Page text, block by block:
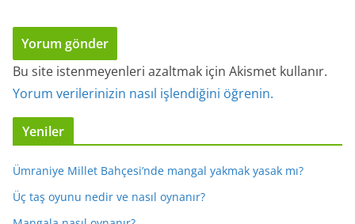
Bu site istenmeyenleri azaltmak için Akismet kullanır.
Yorum verilerinizin nasıl işlendiğini öğrenin.
Yeniler
Ümraniye Millet Bahçesi’nde mangal yakmak yasak mı?
Üç taş oyunu nedir ve nasıl oynanır?